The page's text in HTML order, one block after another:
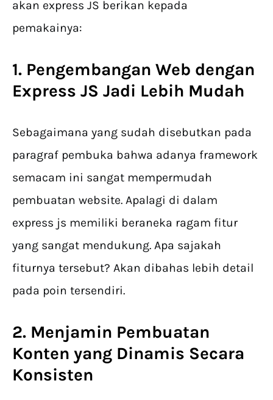
akan express JS berikan kepada
pemakainya:
1. Pengembangan Web dengan
Express JS Jadi Lebih Mudah
Sebagaimana yang sudah disebutkan pada
paragraf pembuka bahwa adanya framework
semacam ini sangat mempermudah
pembuatan website. Apalagi di dalam
express js memiliki beraneka ragam fitur
yang sangat mendukung. Apa sajakah
fiturnya tersebut? Akan dibahas lebih detail
pada poin tersendiri.
2. Menjamin Pembuatan
Konten yang Dinamis Secara
Konsisten